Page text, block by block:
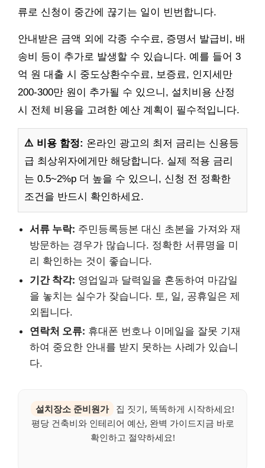
류로 신청이 중간에 끊기는 일이 빈번합니다.
안내받은 금액 외에 각종 수수료, 증명서 발급비, 배
송비 등이 추가로 발생할 수 있습니다. 예를 들어 3
억 원 대출 시 중도상환수수료, 보증료, 인지세만
200-300만 원이 추가될 수 있으니, 설치비용 산정
시 전체 비용을 고려한 예산 계획이 필수적입니다.
⚠️ 비용 함정: 온라인 광고의 최저 금리는 신용등
급 최상위자에게만 해당합니다. 실제 적용 금리
는 0.5~2%p 더 높을 수 있으니, 신청 전 정확한
조건을 반드시 확인하세요.
서류 누락: 주민등록등본 대신 초본을 가져와 재
방문하는 경우가 많습니다. 정확한 서류명을 미
리 확인하는 것이 좋습니다.
기간 착각: 영업일과 달력일을 혼동하여 마감일
을 놓치는 실수가 잦습니다. 토, 일, 공휴일은 제
외됩니다.
연락처 오류: 휴대폰 번호나 이메일을 잘못 기재
하여 중요한 안내를 받지 못하는 사례가 있습니
다.
설치장소 준비원가
집 짓기, 똑똑하게 시작하세요!
평당 건축비와 인테리어 예산, 완벽 가이드지금 바로
확인하고 절약하세요!